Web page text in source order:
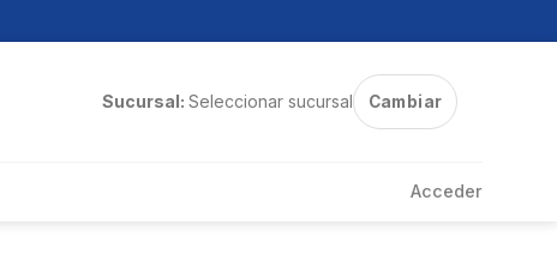
Sucursal: Seleccionar sucursal Cambiar
Acceder